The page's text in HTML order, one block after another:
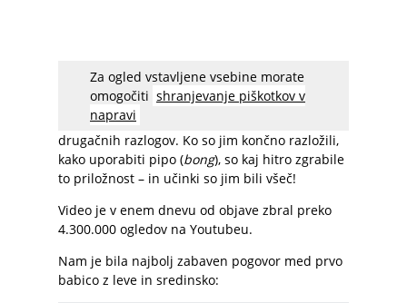
Za ogled vstavljene vsebine morate
omogočiti shranjevanje piškotkov v
napravi
Ustvarjalci videa so gospe najprej vprašali, ali
so že kdaj kadile marihuano. Odgovorile so, da
še niso imele priložnosti, iz takšnih ali
drugačnih razlogov. Ko so jim končno razložili,
kako uporabiti pipo (bong), so kaj hitro zgrabile
to priložnost – in učinki so jim bili všeč!
Video je v enem dnevu od objave zbral preko
4.300.000 ogledov na Youtubeu.
Nam je bila najbolj zabaven pogovor med prvo
babico z leve in sredinsko: